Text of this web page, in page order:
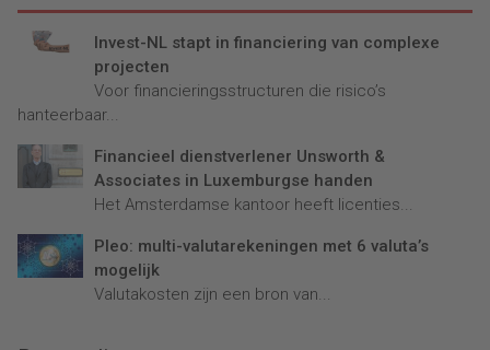
Invest-NL stapt in financiering van complexe
projecten
Voor financieringsstructuren die risico’s
hanteerbaar...
Financieel dienstverlener Unsworth &
Associates in Luxemburgse handen
Het Amsterdamse kantoor heeft licenties...
Pleo: multi-valutarekeningen met 6 valuta’s
mogelijk
Valutakosten zijn een bron van...